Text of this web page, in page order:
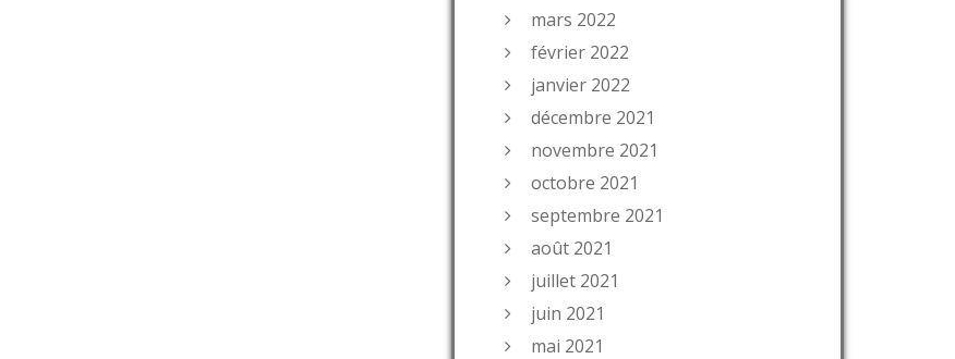
mars 2022
février 2022
janvier 2022
décembre 2021
novembre 2021
octobre 2021
septembre 2021
août 2021
juillet 2021
juin 2021
mai 2021